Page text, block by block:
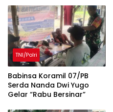
Penuh Kebersamaan
TNI/Polri
Babinsa Koramil 07/PB
Serda Nanda Dwi Yugo
Gelar “Rabu Bersinar”